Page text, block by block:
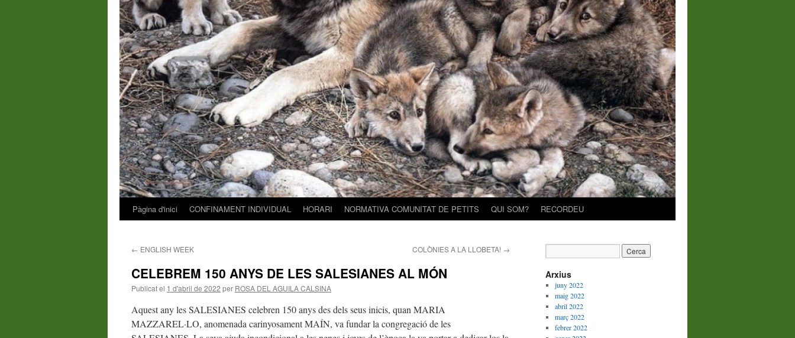
Vés
contingut
Pàgina d'inici CONFINAMENT INDIVIDUAL HORARI NORMATIVA COMUNITAT DE PETITS QUI SOM? RECORDEU
← ENGLISH WEEK COLÒNIES A LA LLOBETA! →
CELEBREM 150 ANYS DE LES SALESIANES AL MÓN
Publicat el 1 d'abril de 2022 per ROSA DEL AGUILA CALSINA
Aquest any les SALESIANES celebren 150 anys des dels seus inicis, quan MARIA
MAZZAREL·LO, anomenada carinyosament MAÍN, va fundar la congregació de les
Arxius
juny 2022
maig 2022
abril 2022
març 2022
febrer 2022